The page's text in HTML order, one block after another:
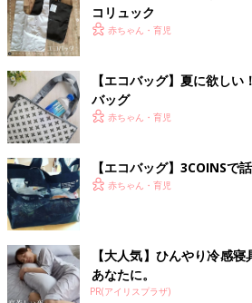
コリュック
赤ちゃん・育児
【エコバッグ】夏に欲し
バッグ
赤ちゃん・育児
【エコバッグ】3COINSで
赤ちゃん・育児
【大人気】ひんやり冷感
あなたに。
PR(アイリスプラザ)